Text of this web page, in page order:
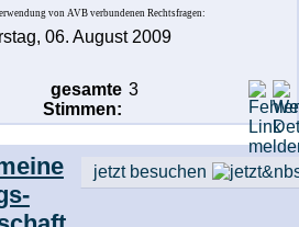
von AVB verbundenen Rechtsfragen:
06. August 2009
gesamte
Stimmen:
3
jetzt besuchen